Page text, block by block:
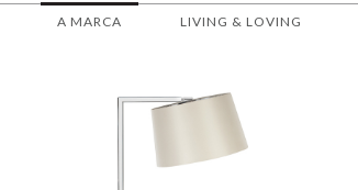
A MARCA LIVING & LOVING